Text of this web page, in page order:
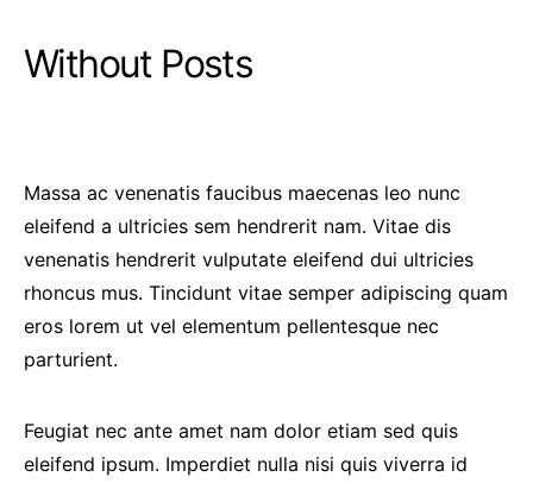
Without Posts
Massa ac venenatis faucibus maecenas leo nunc
eleifend a ultricies sem hendrerit nam. Vitae dis
venenatis hendrerit vulputate eleifend dui ultricies
rhoncus mus. Tincidunt vitae semper adipiscing quam
eros lorem ut vel elementum pellentesque nec
parturient.
Feugiat nec ante amet nam dolor etiam sed quis
eleifend ipsum. Imperdiet nulla nisi quis viverra id